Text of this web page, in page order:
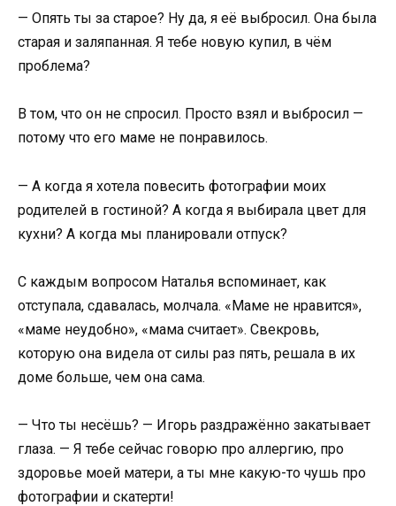
— Опять ты за старое? Ну да, я её выбросил. Она была
старая и заляпанная. Я тебе новую купил, в чём
проблема?
В том, что он не спросил. Просто взял и выбросил —
потому что его маме не понравилось.
— А когда я хотела повесить фотографии моих
родителей в гостиной? А когда я выбирала цвет для
кухни? А когда мы планировали отпуск?
С каждым вопросом Наталья вспоминает, как
отступала, сдавалась, молчала. «Маме не нравится»,
«маме неудобно», «мама считает». Свекровь,
которую она видела от силы раз пять, решала в их
доме больше, чем она сама.
— Что ты несёшь? — Игорь раздражённо закатывает
глаза. — Я тебе сейчас говорю про аллергию, про
здоровье моей матери, а ты мне какую-то чушь про
фотографии и скатерти!